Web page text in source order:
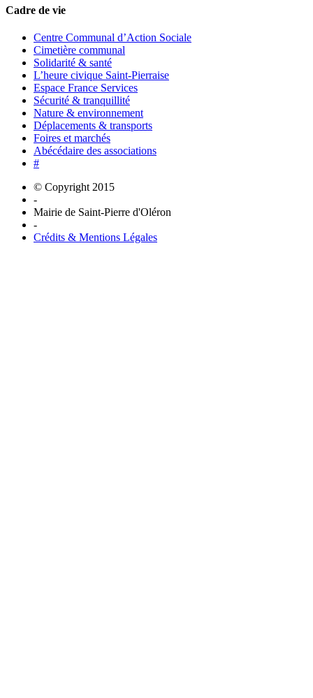
Cadre de vie
Centre Communal d’Action Sociale
Cimetière communal
Solidarité & santé
L’heure civique Saint-Pierraise
Espace France Services
Sécurité & tranquillité
Nature & environnement
Déplacements & transports
Foires et marchés
Abécédaire des associations
#
© Copyright 2015
-
Mairie de Saint-Pierre d'Oléron
-
Crédits & Mentions Légales